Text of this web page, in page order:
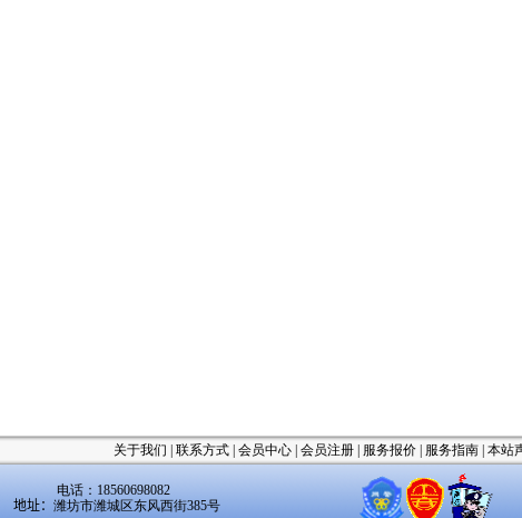
关于我们 联系方式 会员中心 会员注册 服务报价 服务指南 本站
电话：18560698082
地址： 潍坊市潍城区东风西街385号